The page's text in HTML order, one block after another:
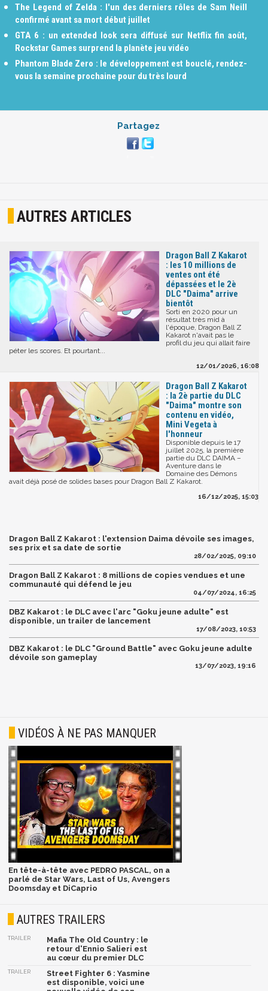
The Legend of Zelda : l'un des derniers rôles de Sam Neill
confirmé avant sa mort début juillet
GTA 6 : un extended look sera diffusé sur Netflix fin août,
Rockstar Games surprend la planète jeu vidéo
Phantom Blade Zero : le développement est bouclé, rendez-
vous la semaine prochaine pour du très lourd
Partagez
AUTRES ARTICLES
Dragon Ball Z Kakarot
: les 10 millions de
ventes ont été
dépassées et le 2è
DLC "Daima" arrive
bientôt
Sorti en 2020 pour un
résultat très mid à
l'époque, Dragon Ball Z
Kakarot n'avait pas le
profil du jeu qui allait faire
péter les scores. Et pourtant...
12/01/2026, 16:08
Dragon Ball Z Kakarot
: la 2è partie du DLC
"Daima" montre son
contenu en vidéo,
Mini Vegeta à
l'honneur
Disponible depuis le 17
juillet 2025, la première
partie du DLC DAIMA –
Aventure dans le
Domaine des Démons
avait déjà posé de solides bases pour Dragon Ball Z Kakarot.
16/12/2025, 15:03
Dragon Ball Z Kakarot : l'extension Daima dévoile ses images,
ses prix et sa date de sortie
28/02/2025, 09:10
Dragon Ball Z Kakarot : 8 millions de copies vendues et une
communauté qui défend le jeu
04/07/2024, 16:25
DBZ Kakarot : le DLC avec l'arc "Goku jeune adulte" est
disponible, un trailer de lancement
17/08/2023, 10:53
DBZ Kakarot : le DLC "Ground Battle" avec Goku jeune adulte
dévoile son gameplay
13/07/2023, 19:16
VIDÉOS À NE PAS MANQUER
En tête-à-tête avec PEDRO PASCAL, on a
parlé de Star Wars, Last of Us, Avengers
Doomsday et DiCaprio
AUTRES TRAILERS
TRAILER
Mafia The Old Country : le
retour d'Ennio Salieri est
au cœur du premier DLC
TRAILER
Street Fighter 6 : Yasmine
est disponible, voici une